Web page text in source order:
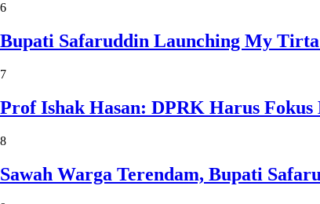
6
Bupati Safaruddin Launching My
7
Prof Ishak Hasan: DPRK Harus
8
Sawah Warga Terendam, Bupati